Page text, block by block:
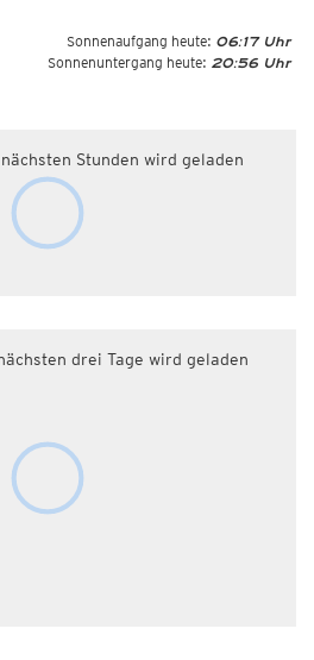
Sonnenaufgang heute: 06:17 Uhr
Sonnenuntergang heute: 20:56 Uhr
Stunden wird geladen
drei Tage wird geladen